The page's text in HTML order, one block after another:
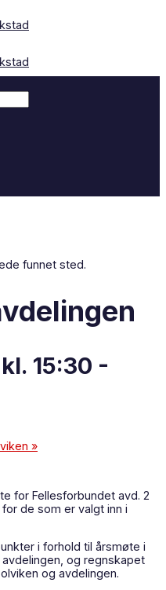
funnet sted.
15:30 -
»
for Fellesforbundet avd. 2
de som er valgt inn i
i forhold til årsmøte i
og regnskapet
og avdelingen.